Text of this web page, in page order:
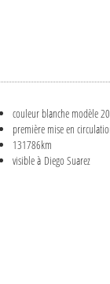
couleur blanche modèle
première mise en
131786km
visible à Diego Suarez